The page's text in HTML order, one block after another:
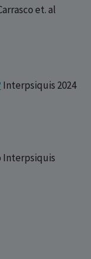
et. al
Interpsiquis 2024
Interpsiquis